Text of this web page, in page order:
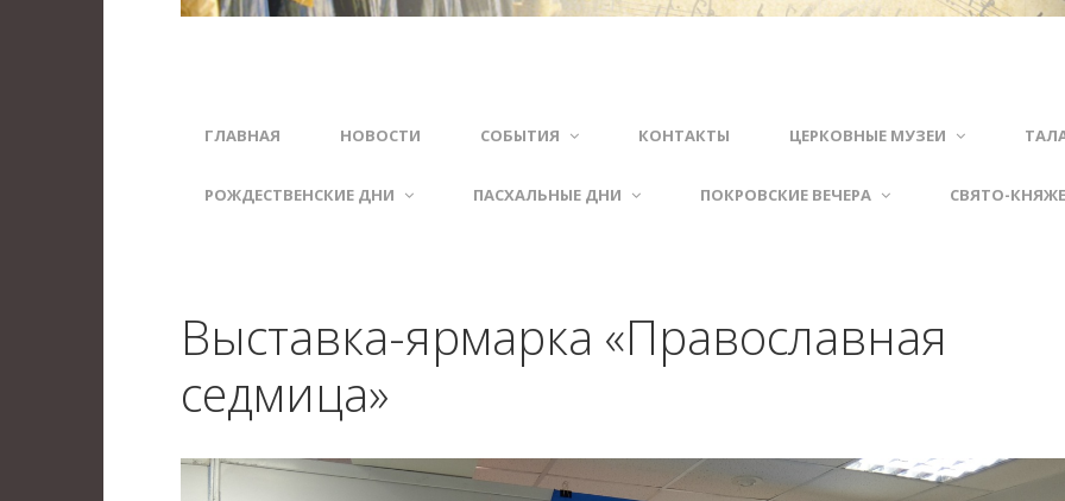
ГЛАВНАЯ НОВОСТИ СОБЫТИЯ КОНТАКТЫ ЦЕРКОВНЫЕ МУЗЕИ
РОЖДЕСТВЕНСКИЕ ДНИ ПАСХАЛЬНЫЕ ДНИ ПОКРОВСКИЕ ВЕЧЕРА СВЯТО-
Выставка-ярмарка «Православная
седмица»